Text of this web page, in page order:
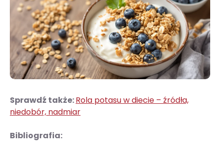
Sprawdź także:Rola potasu w diecie – źródła,
niedobór, nadmiar
Bibliografia: